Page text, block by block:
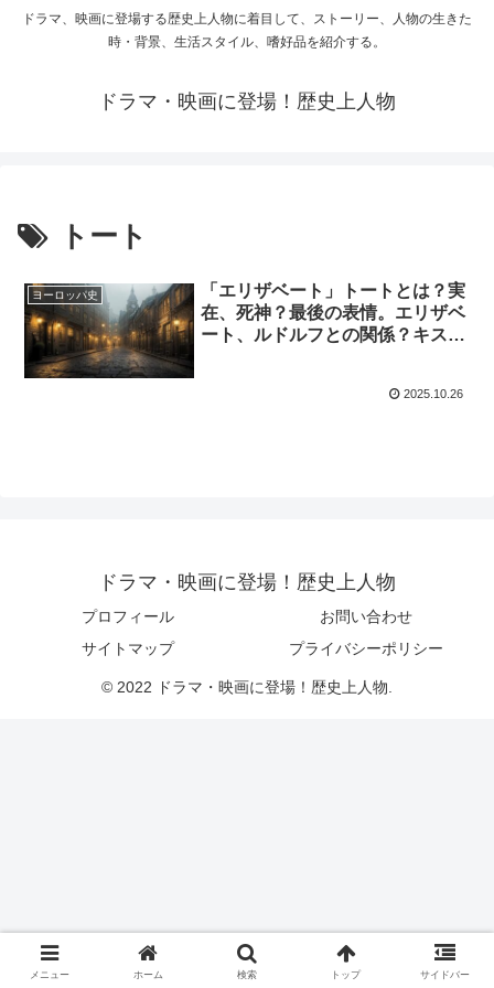
ドラマ、映画に登場する歴史上人物に着目して、ストーリー、人物の生きた
時・背景、生活スタイル、嗜好品を紹介する。
ドラマ・映画に登場！歴史上人物
トート
ヨーロッパ史
「エリザベート」トートとは？実
在、死神？最後の表情。エリザベ
ート、ルドルフとの関係？キスの
2025.10.26
ドラマ・映画に登場！歴史上人物
プロフィール
お問い合わせ
サイトマップ
プライバシーポリシー
© 2022 ドラマ・映画に登場！歴史上人物.
メニュー ホーム 検索 トップ サイドバー